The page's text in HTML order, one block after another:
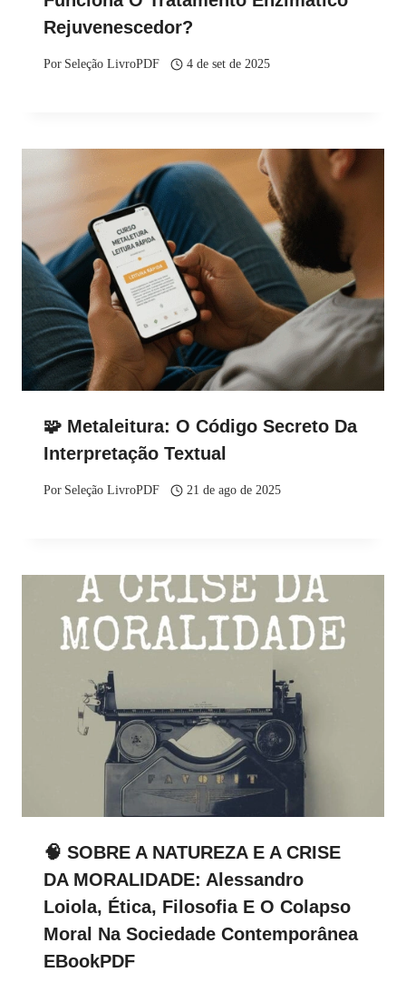
Rejuvenescedor?
Por Seleção LivroPDF 4 de set de 2025
🧩 Metaleitura: O Código Secreto Da
Interpretação Textual
Por Seleção LivroPDF 21 de ago de 2025
🧠 SOBRE A NATUREZA E A CRISE
DA MORALIDADE: Alessandro
Loiola, Ética, Filosofia E O Colapso
Moral Na Sociedade Contemporânea
EBookPDF